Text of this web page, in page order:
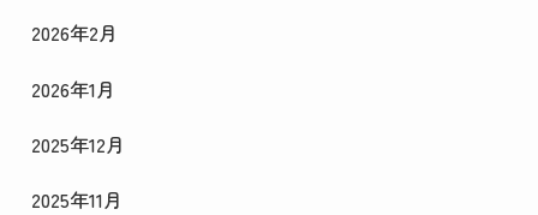
2026年2月
2026年1月
2025年12月
2025年11月